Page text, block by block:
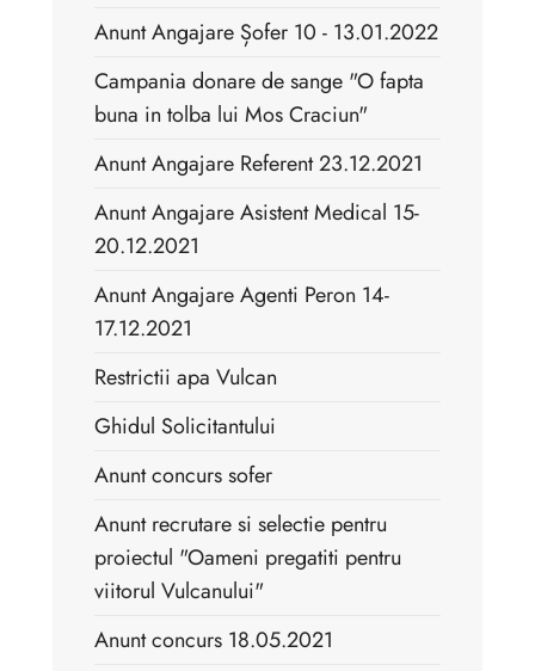
Anunt Angajare Șofer 10 - 13.01.2022
Campania donare de sange "O fapta
buna in tolba lui Mos Craciun"
Anunt Angajare Referent 23.12.2021
Anunt Angajare Asistent Medical 15-
20.12.2021
Anunt Angajare Agenti Peron 14-
17.12.2021
Restrictii apa Vulcan
Ghidul Solicitantului
Anunt concurs sofer
Anunt recrutare si selectie pentru
proiectul "Oameni pregatiti pentru
viitorul Vulcanului"
Anunt concurs 18.05.2021